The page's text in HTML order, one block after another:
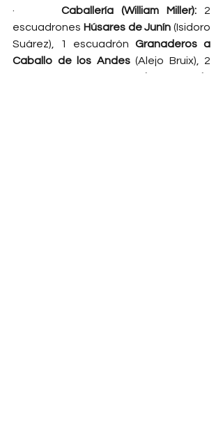
· Caballería (William Miller): 2
escuadrones Húsares de Junín (Isidoro
Suárez), 1 escuadrón Granaderos a
Caballo de los Andes (Alejo Bruix), 2